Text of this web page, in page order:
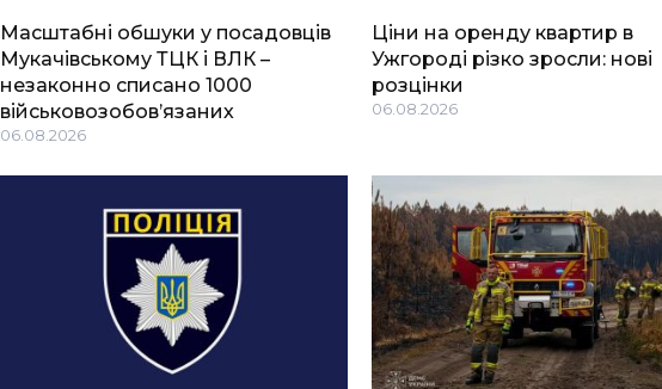
Масштабні обшуки у посадовців
Мукачівському ТЦК і ВЛК –
незаконно списано 1000
військовозобов’язаних
06.08.2026
Ціни на оренду квартир в
Ужгороді різко зросли: нові
розцінки
06.08.2026